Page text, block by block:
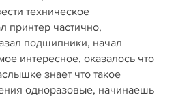
техническое
принтер частично,
подшипники, начал
интересное, оказалось что
знает что такое
одноразовые, начинаешь